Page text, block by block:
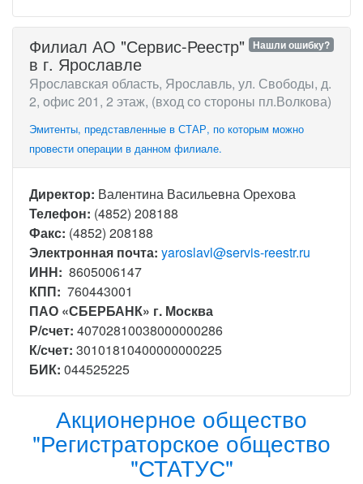
Нашли ошибку?
Филиал АО "Сервис-Реестр"
в г. Ярославле
Ярославская область, Ярославль, ул. Свободы, д.
2, офис 201, 2 этаж, (вход со стороны пл.Волкова)
Эмитенты, представленные в СТАР, по которым можно
провести операции в данном филиале.
Директор: Валентина Васильевна Орехова
Телефон: (4852) 208188
Факс: (4852) 208188
Электронная почта: yaroslavl@servis-reestr.ru
ИНН: 8605006147
КПП: 760443001
ПАО «СБЕРБАНК» г. Москва
Р/счет: 40702810038000000286
К/счет: 30101810400000000225
БИК: 044525225
Акционерное общество
"Регистраторское общество
"СТАТУС"